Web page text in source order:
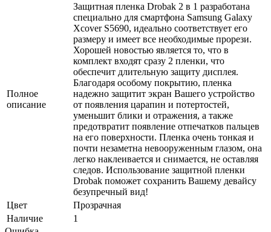
Полное
описание
Защитная пленка Drobak 2 в 1 разработана
специально для смартфона Samsung Galaxy
Xcover S5690, идеально соответствует его
размеру и имеет все необходимые прорези.
Хорошей новостью является то, что в
комплект входят сразу 2 пленки, что
обеспечит длительную защиту дисплея.
Благодаря особому покрытию, пленка
надежно защитит экран Вашего устройство
от появления царапин и потертостей,
уменьшит блики и отражения, а также
предотвратит появление отпечатков пальцев
на его поверхности. Пленка очень тонкая и
почти незаметна невооруженным глазом, она
легко наклеивается и снимается, не оставляя
следов. Использование защитной пленки
Drobak поможет сохранить Вашему девайсу
безупречный вид!
Цвет
Прозрачная
Наличие
1